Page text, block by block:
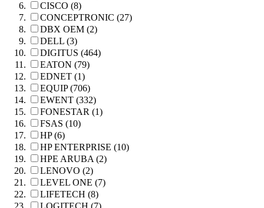
CISCO (8)
CONCEPTRONIC (27)
DBX OEM (2)
DELL (3)
DIGITUS (464)
EATON (79)
EDNET (1)
EQUIP (706)
EWENT (332)
FONESTAR (1)
FSAS (10)
HP (6)
HP ENTERPRISE (10)
HPE ARUBA (2)
LENOVO (2)
LEVEL ONE (7)
LIFETECH (8)
LOGITECH (7)